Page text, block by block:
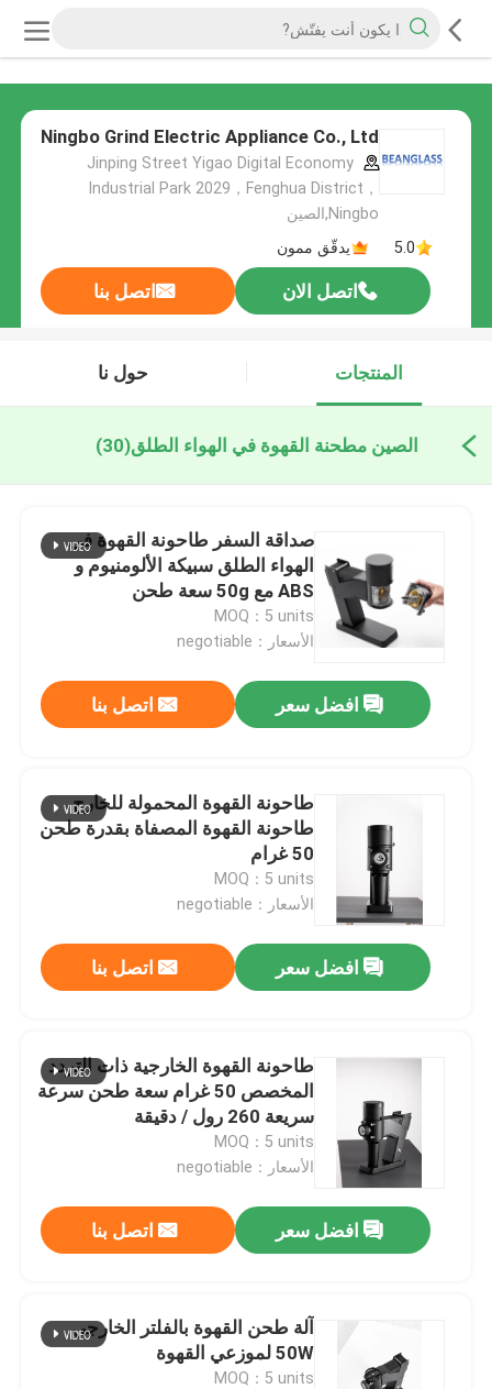
Ningbo Grind Electric Appliance Co., Ltd
Jinping Street Yigao Digital Economy
Industrial Park 2029，Fenghua District，
Ningbo,الصين
5.0
يدقّق ممون
اتصل الان اتصل بنا
المنتجات حول نا
الصين مطحنة القهوة في الهواء الطلق(30)
صداقة السفر طاحونة القهوة في
الهواء الطلق سبيكة الألومنيوم و
ABS مع 50g سعة طحن
MOQ：5 units
الأسعار：negotiable
افضل سعر اتصل بنا
طاحونة القهوة المحمولة للخارج
طاحونة القهوة المصفاة بقدرة طحن
50 غرام
MOQ：5 units
الأسعار：negotiable
افضل سعر اتصل بنا
طاحونة القهوة الخارجية ذات التردد
المخصص 50 غرام سعة طحن سرعة
سريعة 260 رول / دقيقة
MOQ：5 units
الأسعار：negotiable
افضل سعر اتصل بنا
آلة طحن القهوة بالفلتر الخارجي
50W لموزعي القهوة
MOQ：5 units